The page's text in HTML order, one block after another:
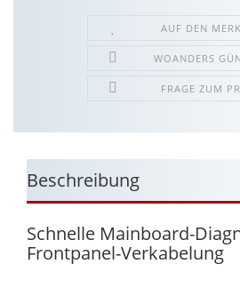
AUF DEN
WOANDERS
FRAGE ZUM
Beschreibung
Schnelle Mainboard-
Frontpanel-Verkabelung